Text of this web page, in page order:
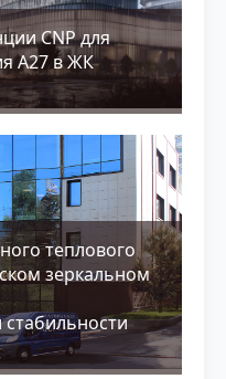
CNP для
А27 в ЖК
теплового
зеркальном